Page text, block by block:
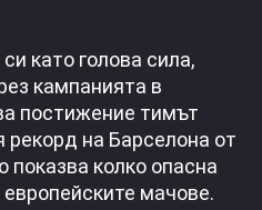
като голова сила,
кампанията в
постижение тимът
рекорд на Барселона от
показва колко опасна
мачове.